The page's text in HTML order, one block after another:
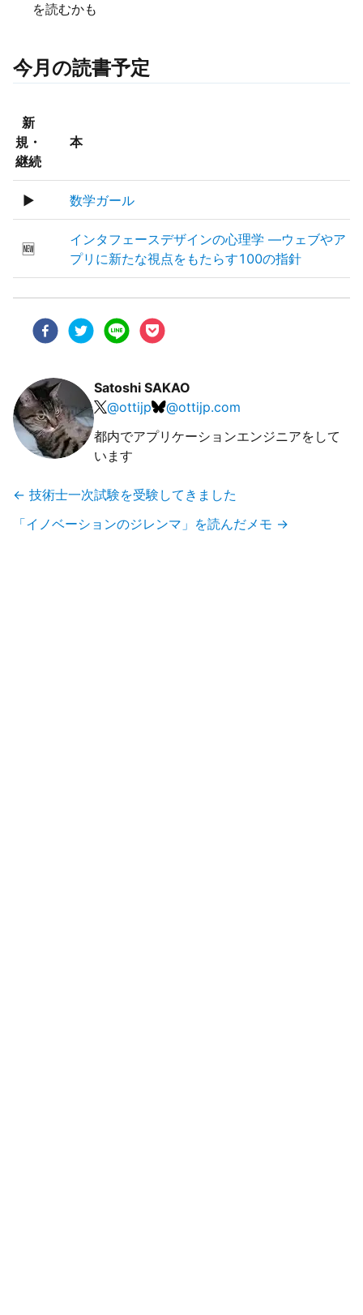
を読むかも
今月の読書予定
新
規・
継続
本
▶ 数学ガール
🆕
インタフェースデザインの心理学 ―ウェブやア
プリに新たな視点をもたらす100の指針
Satoshi SAKAO
@ottijp @ottijp.com
都内でアプリケーションエンジニアをして
います
← 技術士一次試験を受験してきました
「イノベーションのジレンマ」を読んだメモ →